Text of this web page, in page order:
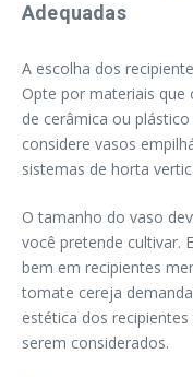
Adequadas
A escolha dos
Opte por materiais
de cerâmica ou
considere vasos
sistemas de horta
O tamanho do vaso
você pretende cultivar.
bem em recipientes
tomate cereja
estética dos
serem considerados.